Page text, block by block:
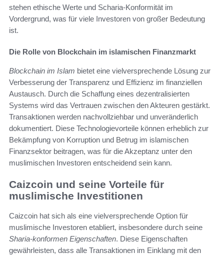
stehen ethische Werte und Scharia-Konformität im
Vordergrund, was für viele Investoren von großer Bedeutung
ist.
Die Rolle von Blockchain im islamischen Finanzmarkt
Blockchain im Islam bietet eine vielversprechende Lösung zur
Verbesserung der Transparenz und Effizienz im finanziellen
Austausch. Durch die Schaffung eines dezentralisierten
Systems wird das Vertrauen zwischen den Akteuren gestärkt.
Transaktionen werden nachvollziehbar und unveränderlich
dokumentiert. Diese Technologievorteile können erheblich zur
Bekämpfung von Korruption und Betrug im islamischen
Finanzsektor beitragen, was für die Akzeptanz unter den
muslimischen Investoren entscheidend sein kann.
Caizcoin und seine Vorteile für
muslimische Investitionen
Caizcoin hat sich als eine vielversprechende Option für
muslimische Investoren etabliert, insbesondere durch seine
Sharia-konformen Eigenschaften. Diese Eigenschaften
gewährleisten, dass alle Transaktionen im Einklang mit den